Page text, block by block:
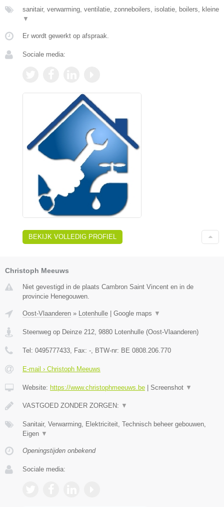
sanitair, verwarming, ventilatie, zonneboilers, isolatie, boilers, kleine
▼
Er wordt gewerkt op afspraak.
Sociale media:
BEKIJK VOLLEDIG PROFIEL
Christoph Meeuws
Niet gevestigd in de plaats Cambron Saint Vincent en in de
provincie Henegouwen.
Oost-Vlaanderen » Lotenhulle | Google maps ▼
Steenweg op Deinze 212 9880 Lotenhulle (Oost-Vlaanderen)
Tel: 0495777433 , Fax: - , BTW-nr: BE 0808.206.770
E-mail › Christoph Meeuws
Website: https://www.christophmeeuws.be | Screenshot ▼
VASTGOED ZONDER ZORGEN: ▼
Sanitair, Verwarming, Elektriciteit, Technisch beheer gebouwen,
Eigen ▼
Openingstijden onbekend
Sociale media: